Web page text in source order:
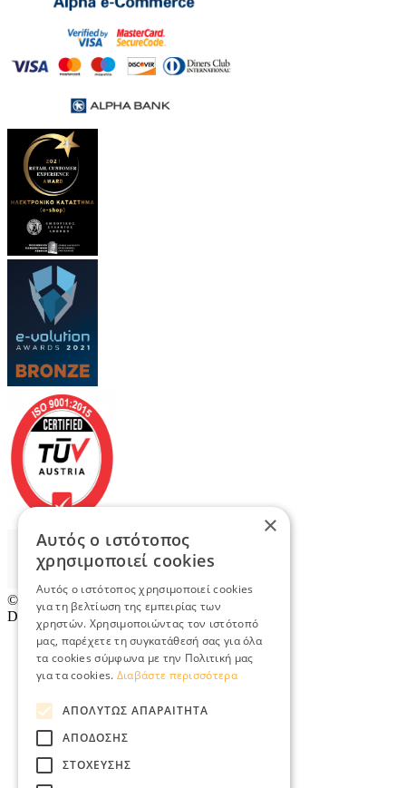
© 2026 TradeRetail.gr- All rights reserved
Designed & developed by
NETMECHANICS
×
Αυτός ο ιστότοπος
χρησιμοποιεί cookies
Αυτός ο ιστότοπος χρησιμοποιεί cookies
για τη βελτίωση της εμπειρίας των
χρηστών. Χρησιμοποιώντας τον ιστότοπό
μας, παρέχετε τη συγκατάθεσή σας για όλα
τα cookies σύμφωνα με την Πολιτική μας
για τα cookies. Διαβάστε περισσότερα
ΑΠΟΛΎΤΩΣ ΑΠΑΡΑΊΤΗΤΑ
ΑΠΌΔΟΣΗΣ
ΣΤΌΧΕΥΣΗΣ